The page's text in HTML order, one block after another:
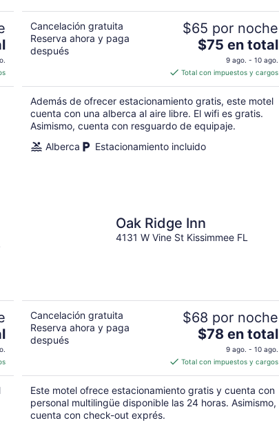
Cancelación gratuita
Reserva ahora y paga
después
$65 por noche
El
precio
es
de
$75
en
total
por
noche
$75 en total
9 ago. - 10 ago.
Total con impuestos y cargos
Además de ofrecer estacionamiento gratis, este motel
cuenta con una alberca al aire libre. El wifi es gratis.
Asimismo, cuenta con resguardo de equipaje.
Alberca
Estacionamiento incluido
Oak Ridge Inn
4131 W Vine St Kissimmee FL
Cancelación gratuita
Reserva ahora y paga
después
$68 por noche
El
precio
es
de
$78
en
$78 en total
9 ago. - 10 ago.
Total con impuestos y cargos
Este motel ofrece estacionamiento gratis y cuenta con
personal multilingüe disponible las 24 horas. Asimismo,
cuenta con check-out exprés.